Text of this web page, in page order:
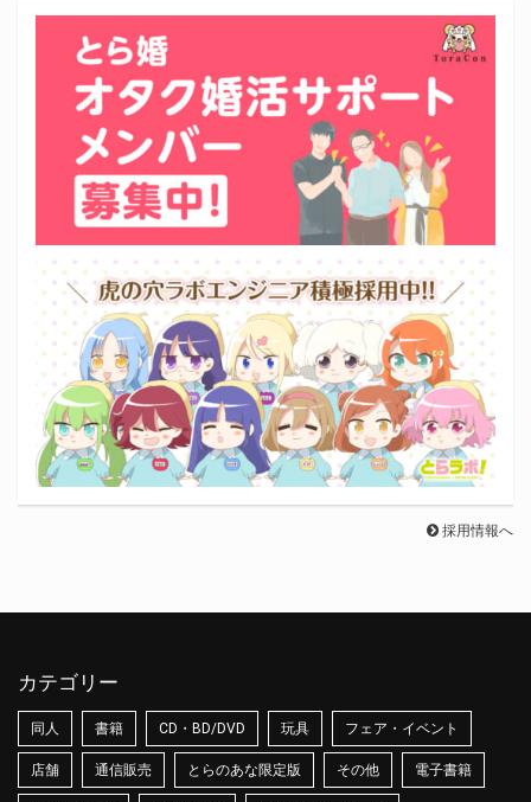
採用情報へ
カテゴリー
同人 書籍 CD・BD/DVD 玩具 フェア・イベント
店舗 通信販売 とらのあな限定版 その他 電子書籍